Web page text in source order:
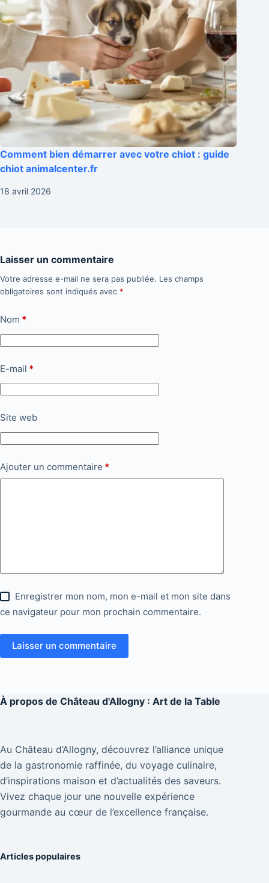
Comment bien démarrer avec votre chiot : guide
chiot animalcenter.fr
18 avril 2026
Laisser un commentaire
Votre adresse e-mail ne sera pas publiée. Les champs
obligatoires sont indiqués avec *
Nom *
E-mail *
Site web
Ajouter un commentaire *
Enregistrer mon nom, mon e-mail et mon site dans
ce navigateur pour mon prochain commentaire.
Laisser un commentaire
À propos de Château d'Allogny : Art de la Table
Au Château d’Allogny, découvrez l’alliance unique
de la gastronomie raffinée, du voyage culinaire,
d’inspirations maison et d’actualités des saveurs.
Vivez chaque jour une nouvelle expérience
gourmande au cœur de l’excellence française.
Articles populaires